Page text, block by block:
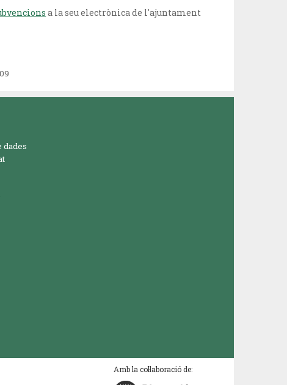
a la seu electrònica de l'ajuntament
dades
Amb la col·laboració de: